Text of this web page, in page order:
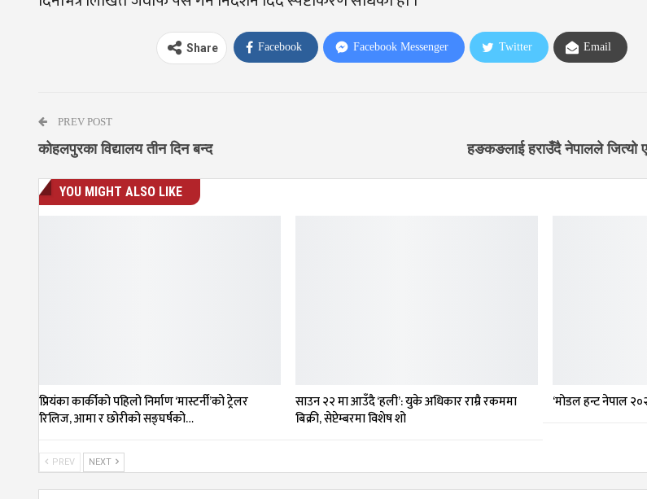
Share Facebook Facebook Messenger Twitter Email
PREV POST
कोहलपुरका विद्यालय तीन दिन बन्द हङकङलाई हराउँदै नेपालले जित्यो
YOU MIGHT ALSO LIKE
प्रियंका कार्कीको पहिलो निर्माण ‘मास्टर्नी’को ट्रेलर
रिलिज, आमा र छोरीको सङ्घर्षको…
साउन २२ मा आउँदै ‘हली’: युके अधिकार राम्रै रकममा
बिक्री, सेप्टेम्बरमा विशेष शो
‘मोडल हन्ट नेपाल
PREV NEXT